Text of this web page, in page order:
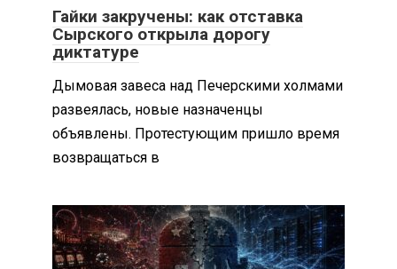
Гайки закручены: как отставка
Сырского открыла дорогу
диктатуре
Дымовая завеса над Печерскими холмами
развеялась, новые назначенцы
объявлены. Протестующим пришло время
возвращаться в